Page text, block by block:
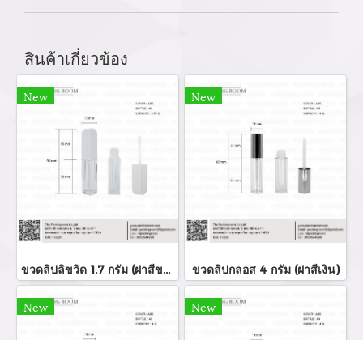
สินค้าเกี่ยวข้อง
New
ขวดลิปลิขวิด 1.7 กรัม (ฝาสีขาว)
New
ขวดลิปกลอส 4 กรัม (ฝาสีเงิน)
New New